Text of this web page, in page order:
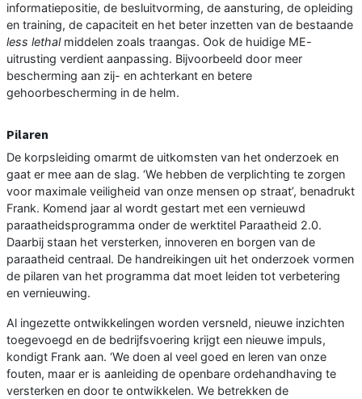
informatiepositie, de besluitvorming, de aansturing, de opleiding
en training, de capaciteit en het beter inzetten van de bestaande
less lethalmiddelen zoals traangas. Ook de huidige ME-
uitrusting verdient aanpassing. Bijvoorbeeld door meer
bescherming aan zij- en achterkant en betere
gehoorbescherming in de helm.
Pilaren
De korpsleiding omarmt de uitkomsten van het onderzoek en
gaat er mee aan de slag. ‘We hebben de verplichting te zorgen
voor maximale veiligheid van onze mensen op straat’, benadrukt
Frank. Komend jaar al wordt gestart met een vernieuwd
paraatheidsprogramma onder de werktitel Paraatheid 2.0.
Daarbij staan het versterken, innoveren en borgen van de
paraatheid centraal. De handreikingen uit het onderzoek vormen
de pilaren van het programma dat moet leiden tot verbetering
en vernieuwing.
Al ingezette ontwikkelingen worden versneld, nieuwe inzichten
toegevoegd en de bedrijfsvoering krijgt een nieuwe impuls,
kondigt Frank aan. ‘We doen al veel goed en leren van onze
fouten, maar er is aanleiding de openbare ordehandhaving te
versterken en door te ontwikkelen. We betrekken de